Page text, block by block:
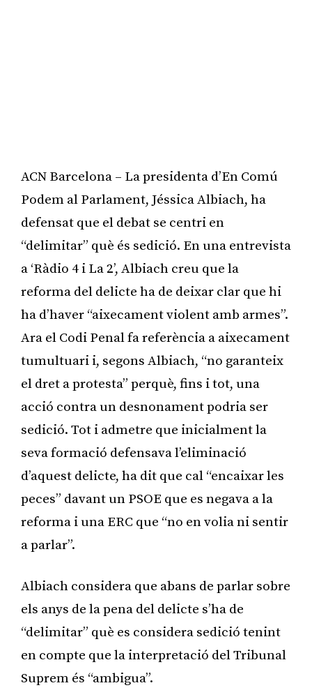
ACN Barcelona – La presidenta d’En Comú
Podem al Parlament, Jéssica Albiach, ha
defensat que el debat se centri en
“delimitar” què és sedició. En una entrevista
a ‘Ràdio 4 i La 2’, Albiach creu que la
reforma del delicte ha de deixar clar que hi
ha d’haver “aixecament violent amb armes”.
Ara el Codi Penal fa referència a aixecament
tumultuari i, segons Albiach, “no garanteix
el dret a protesta” perquè, fins i tot, una
acció contra un desnonament podria ser
sedició. Tot i admetre que inicialment la
seva formació defensava l’eliminació
d’aquest delicte, ha dit que cal “encaixar les
peces” davant un PSOE que es negava a la
reforma i una ERC que “no en volia ni sentir
a parlar”.
Albiach considera que abans de parlar sobre
els anys de la pena del delicte s’ha de
“delimitar” què es considera sedició tenint
en compte que la interpretació del Tribunal
Suprem és “ambigua”.